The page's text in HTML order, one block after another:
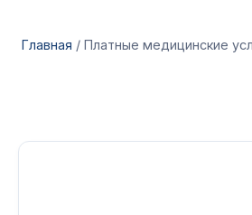
Главная / Платные медицинские